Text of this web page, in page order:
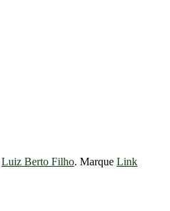
Luiz Berto Filho. Marque Link